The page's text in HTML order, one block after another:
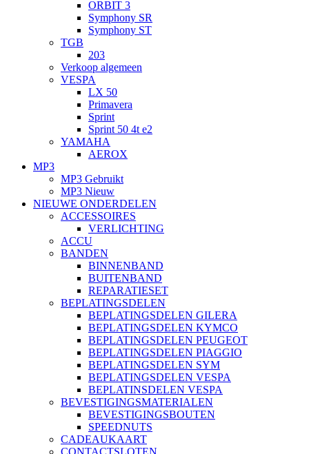
ORBIT 3
Symphony SR
Symphony ST
TGB
203
Verkoop algemeen
VESPA
LX 50
Primavera
Sprint
Sprint 50 4t e2
YAMAHA
AEROX
MP3
MP3 Gebruikt
MP3 Nieuw
NIEUWE ONDERDELEN
ACCESSOIRES
VERLICHTING
ACCU
BANDEN
BINNENBAND
BUITENBAND
REPARATIESET
BEPLATINGSDELEN
BEPLATINGSDELEN GILERA
BEPLATINGSDELEN KYMCO
BEPLATINGSDELEN PEUGEOT
BEPLATINGSDELEN PIAGGIO
BEPLATINGSDELEN SYM
BEPLATINGSDELEN VESPA
BEPLATINSDELEN VESPA
BEVESTIGINGSMATERIALEN
BEVESTIGINGSBOUTEN
SPEEDNUTS
CADEAUKAART